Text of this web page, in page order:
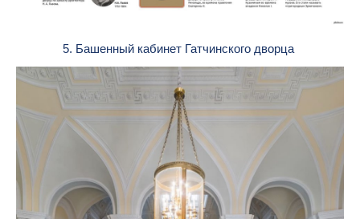
5. Башенный кабинет Гатчинского дворца